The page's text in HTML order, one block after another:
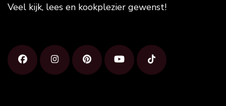
Veel kijk, lees en kookplezier gewenst!